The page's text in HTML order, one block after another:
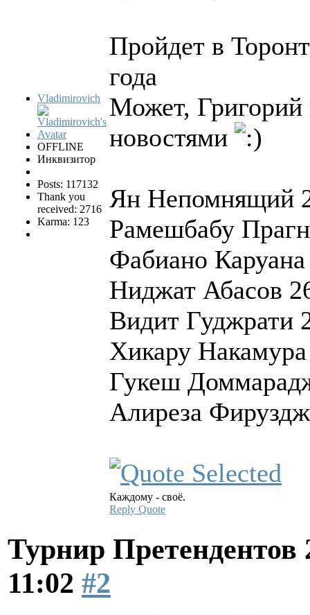
Vladimirovich
OFFLINE
Инквизитор
Posts: 117132
Thank you
received: 2716
Karma: 123
Пройдет в
года
Может, Григорий
новостями
Ян Непомнящий
Рамешбабу
Фабиано
Ниджат Абасов
Видит Гуджрати
Хикару
Гукеш
Алиреза
Каждому - своё.
Reply Quote
Турнир Претендентов
11:02 #2